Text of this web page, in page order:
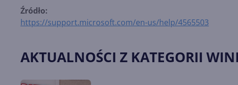
Źródło:
https://support.microsoft.com/en-us/help/4565503
AKTUALNOŚCI Z KATEGORII